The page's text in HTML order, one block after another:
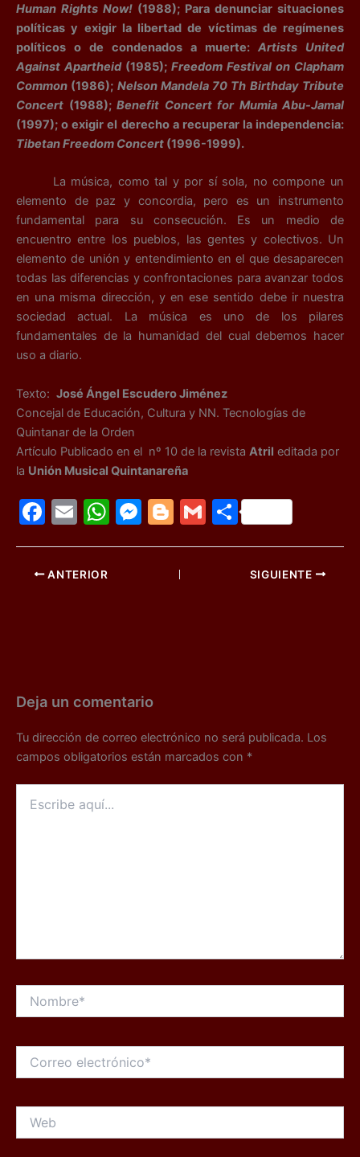
Human Rights Now! (1988); Para denunciar situaciones
políticas y exigir la libertad de víctimas de regímenes
políticos o de condenados a muerte: Artists United
Against Apartheid (1985); Freedom Festival on Clapham
Common (1986); Nelson Mandela 70 Th Birthday Tribute
Concert (1988); Benefit Concert for Mumia Abu-Jamal
(1997); o exigir el derecho a recuperar la independencia:
Tibetan Freedom Concert (1996-1999).
La música, como tal y por sí sola, no compone un
elemento de paz y concordia, pero es un instrumento
fundamental para su consecución. Es un medio de
encuentro entre los pueblos, las gentes y colectivos. Un
elemento de unión y entendimiento en el que desaparecen
todas las diferencias y confrontaciones para avanzar todos
en una misma dirección, y en ese sentido debe ir nuestra
sociedad actual. La música es uno de los pilares
fundamentales de la humanidad del cual debemos hacer
uso a diario.
Texto: José Ángel Escudero Jiménez
Concejal de Educación, Cultura y NN. Tecnologías de
Quintanar de la Orden
Artículo Publicado en el nº 10 de la revista Atril editada por
la Unión Musical Quintanareña
F
c
e
k
E
ai
l
W M
er
Bl
g
g
G C
m
p
ANTERIOR SIGUIENTE
Deja un comentario
Tu dirección de correo electrónico no será publicada. Los
campos obligatorios están marcados con *
aquí...
electrónico*